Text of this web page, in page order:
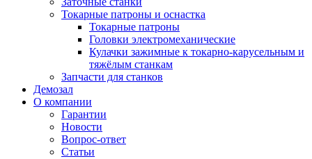
Токарные патроны и оснастка
Токарные патроны
Головки электромеханические
Кулачки зажимные к токарно-карусельным и
тяжёлым станкам
Запчасти для станков
Демозал
О компании
Гарантии
Новости
Вопрос-ответ
Статьи